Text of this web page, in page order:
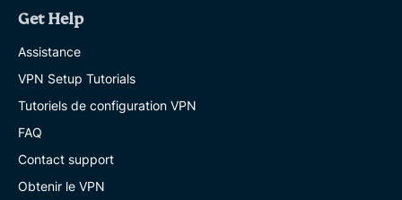
Get Help
Assistance
VPN Setup Tutorials
Tutoriels de configuration VPN
FAQ
Contact support
Obtenir le VPN